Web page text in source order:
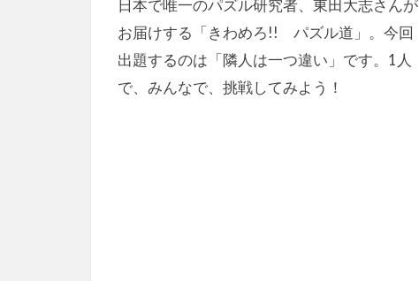
日本で唯一のパズル研究者、東田大志さんが
お届けする「きわめろ!! パズル道」。今回
出題するのは「隣人は一つ違い」です。1人
で、みんなで、挑戦してみよう！